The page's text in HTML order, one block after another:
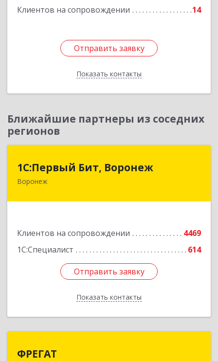
Клиентов на сопровождении 14
Отправить заявку
Показать контакты
Отправить заявку
Назад
Ближайшие партнеры из соседних
регионов
1С:Первый Бит, Воронеж
Воронеж
Клиентов на сопровождении
4469
1С:Специалист
614
Отправить заявку
Показать контакты
1С:Первый Бит, Воронеж
394006, Воронежская обл, Воронеж г, 20-летия
Отправить заявку
Назад
ФРЕГАТ